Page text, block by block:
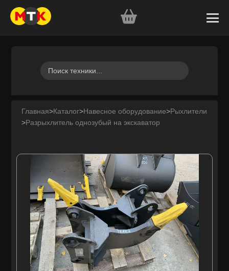
Главная>Каталог>Навесное оборудование>Рыхлители
>Разрыхлитель однозубый на экскаватор